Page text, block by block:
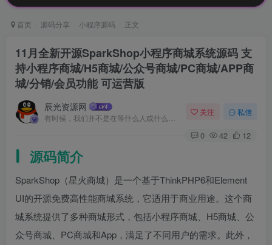
首页 源码分享 小程序源码 正文
11月全新开源SparkShop小程序商城系统源码 支
持小程序商城/H5商城/公众号商城/PC商城/APP商
城/分销/会员功能 可运营版
辰光资源网 关注 私信
0 42 12
源码简介
SparkShop（星火商城）是一个基于ThinkPHP6和Element
UI的开源免费高性能商城系统，它适用于商业用途。这个商
城系统提供了多种商城形式，包括小程序商城、H5商城、公
众号商城、PC商城和App，满足了不同用户的需求。此外，